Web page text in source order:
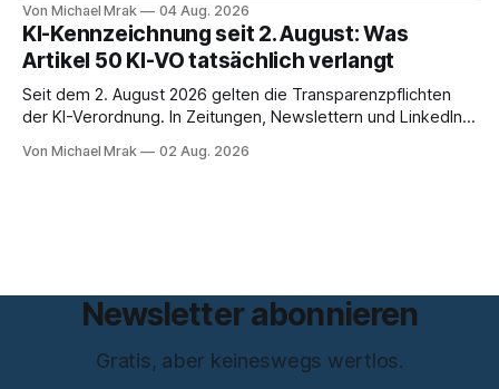
über zehn Jahre Datenschutzbeauftragte bei eBay und hat
zum Thema Meinungsfreiheit promoviert. Das Gespräch ist
inhaltlich dichter als die meisten Kurzinterviews zum Thema
und beantwortet einige Fragen,
Von Michael Mrak 04 Aug. 2026
KI-Kennzeichnung seit 2. August: Was
Artikel 50 KI-VO tatsächlich verlangt
Seit dem 2. August 2026 gelten die Transparenzpflichten
der KI-Verordnung. In Zeitungen, Newslettern und LinkedIn-
trotzdem falsch ist: Ab jetzt müsse alles gekennzeichnet
Von Michael Mrak 02 Aug. 2026
Newsletter abonnieren
Gratis, aber keineswegs wertlos.